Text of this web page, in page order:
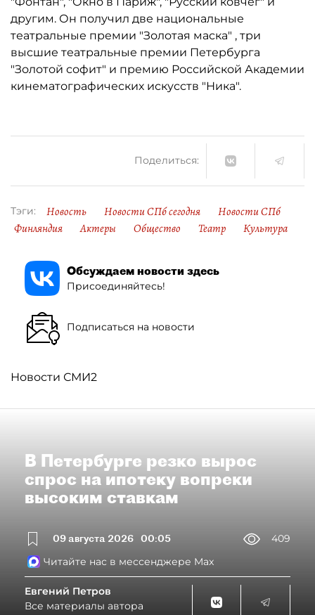
другим. Он получил две национальные
театральные премии "Золотая маска" , три
высшие театральные премии Петербурга
"Золотой софит" и премию Российской Академии
кинематографических искусств "Ника".
Поделиться:
Тэги: Новость Новости СПб сегодня
Новости СПб
Финляндия
Актеры Общество Театр Культура
Обсуждаем новости здесь
Присоединяйтесь!
Подписаться на новости
Новости СМИ2
В Петербурге резко вырос
спрос на ипотеку вопреки
высоким ставкам
09 августа 2026 00:05
409
Читайте нас в мессенджере Max
Евгений Петров
Все материалы автора